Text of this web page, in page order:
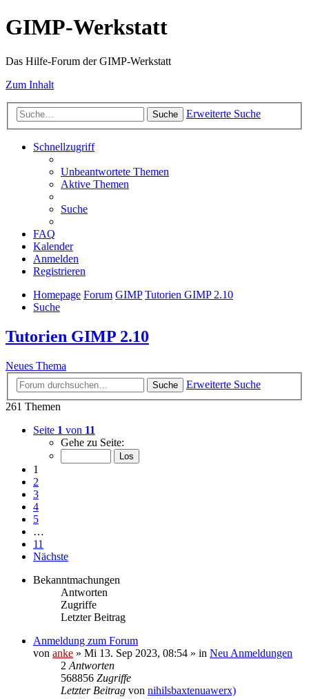
GIMP-Werkstatt
Das Hilfe-Forum der GIMP-Werkstatt
Zum Inhalt
Suche Erweiterte Suche
Schnellzugriff
Unbeantwortete Themen
Aktive Themen
Suche
FAQ
Kalender
Anmelden
Registrieren
Homepage Forum GIMP Tutorien GIMP 2.10
Suche
Tutorien GIMP 2.10
Neues Thema
Suche
Erweiterte Suche
261 Themen
Seite 1 von 11
Gehe zu Seite:
1
2
3
4
5
…
11
Nächste
Bekanntmachungen
Antworten
Zugriffe
Letzter Beitrag
Anmeldung zum Forum
von anke » Mi 13. Sep 2023, 08:54 » in Neu Anmeldungen
2 Antworten
568856 Zugriffe
Letzter Beitrag von nihilsbaxtenuawerx)